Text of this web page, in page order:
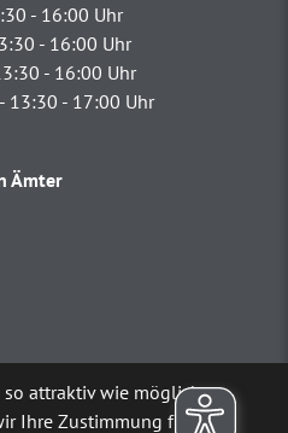
- 16:00 Uhr
- 16:00 Uhr
- 16:00 Uhr
13:30 - 17:00 Uhr
Ämter
so attraktiv wie möglich
Ihre Zustimmung für